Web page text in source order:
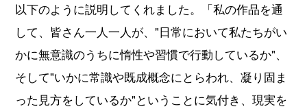
以下のように説明してくれました。「私の作品を通
して、皆さん一人一人が、"日常において私たちがい
かに無意識のうちに惰性や習慣で行動しているか"、
そして"いかに常識や既成概念にとらわれ、凝り固ま
った見方をしているか"ということに気付き、現実を